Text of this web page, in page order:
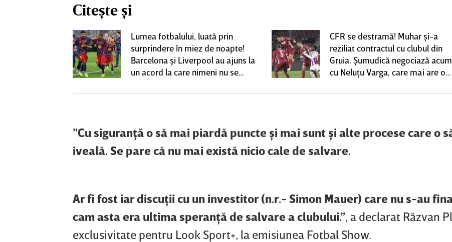
Citește și
Lumea fotbalului, luată prin
surprindere în miez de noapte!
Barcelona şi Liverpool au ajuns la
un acord la care nimeni nu se
CFR se destramă! Muhar şi-a
reziliat contractul cu clubul din
Gruia. Şumudică negociază acum
cu Neluţu Varga, care mai are o
EXCLUSIV
”Cu siguranţă o să mai piardă puncte şi mai sunt şi alte procese care o
iveală. Se pare că nu mai există nicio cale de salvare.
Ar fi fost iar discuţii cu un investitor (n.r.- Simon Mauer) care nu s-au
cam asta era ultima speranţă de salvare a clubului.”, a declarat Răzvan
exclusivitate pentru Look Sport+, la emisiunea Fotbal Show.